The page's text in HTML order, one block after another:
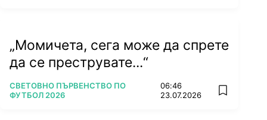
„Момичета, сега може да спрете
да се преструвате...“
ПОВЕЧЕ ОТ
СВЕТОВНО ПЪРВЕНСТВО ПО
ФУТБОЛ 2026
06:46
23.07.2026
add